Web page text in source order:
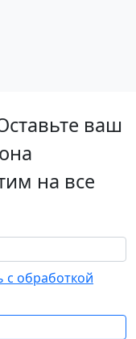
ваш
на все
с обработкой